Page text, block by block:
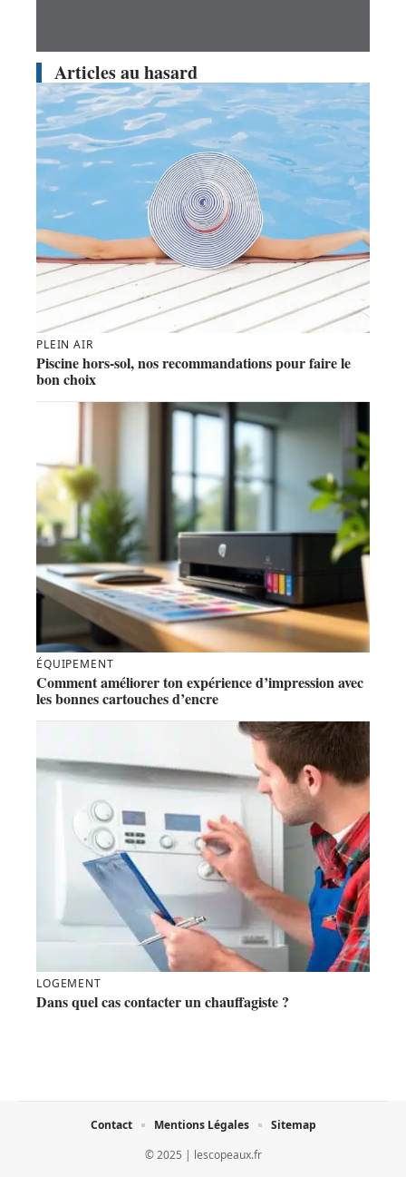
Articles au hasard
PLEIN AIR
Piscine hors-sol, nos recommandations pour faire le
bon choix
ÉQUIPEMENT
Comment améliorer ton expérience d’impression avec
les bonnes cartouches d’encre
LOGEMENT
Dans quel cas contacter un chauffagiste ?
© 2025 | lescopeaux.fr
Contact Mentions Légales Sitemap